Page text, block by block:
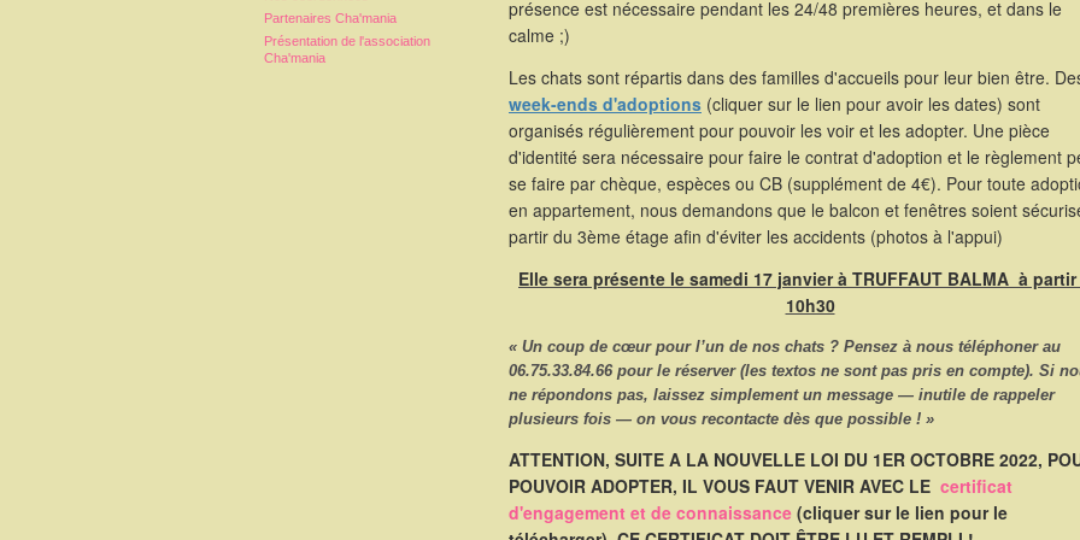
Partenaires Cha'mania
Présentation de l'association
Cha'mania
présence est nécessaire pendant les 24/48 premières heures, et dans le
calme ;)
Les chats sont répartis dans des familles d'accueils pour leur bien être.
week-ends d'adoptions (cliquer sur le lien pour avoir les dates) sont
organisés régulièrement pour pouvoir les voir et les adopter. Une pièce
d'identité sera nécessaire pour faire le contrat d'adoption et le règlement
se faire par chèque, espèces ou CB (supplément de 4€). Pour toute
en appartement, nous demandons que le balcon et fenêtres soient
partir du 3ème étage afin d'éviter les accidents (photos à l'appui)
Elle sera présente le samedi 17 janvier à TRUFFAUT BALMA à
10h30
« Un coup de cœur pour l’un de nos chats ? Pensez à nous téléphonerau
06.75.33.84.66 pour le réserver (les textos ne sont pas pris en compte). Si
ne répondons pas, laissez simplement un message — inutile de rappeler
plusieurs fois — on vous recontacte dès que possible ! »
ATTENTION, SUITE A LA NOUVELLE LOI DU 1ER OCTOBRE 2022,
POUVOIR ADOPTER, IL VOUS FAUT VENIR AVEC LE certificat
d'engagement et de connaissance (cliquer sur le lien pour le